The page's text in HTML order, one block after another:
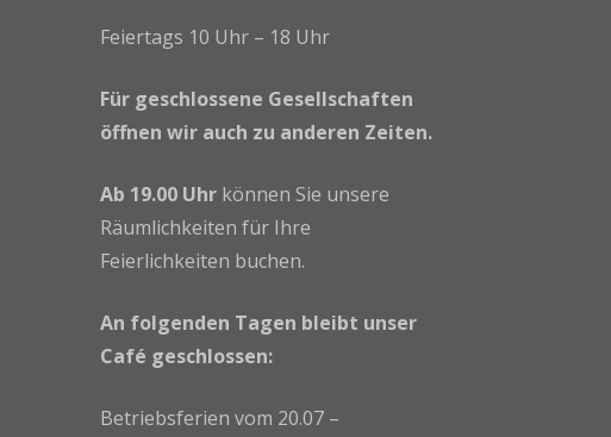
Feiertags 10 Uhr – 18 Uhr
Für geschlossene Gesellschaften
öffnen wir auch zu anderen Zeiten.
Ab 19.00 Uhr können Sie unsere
Räumlichkeiten für Ihre
Feierlichkeiten buchen.
An folgenden Tagen bleibt unser
Café geschlossen:
Betriebsferien vom 20.07 –